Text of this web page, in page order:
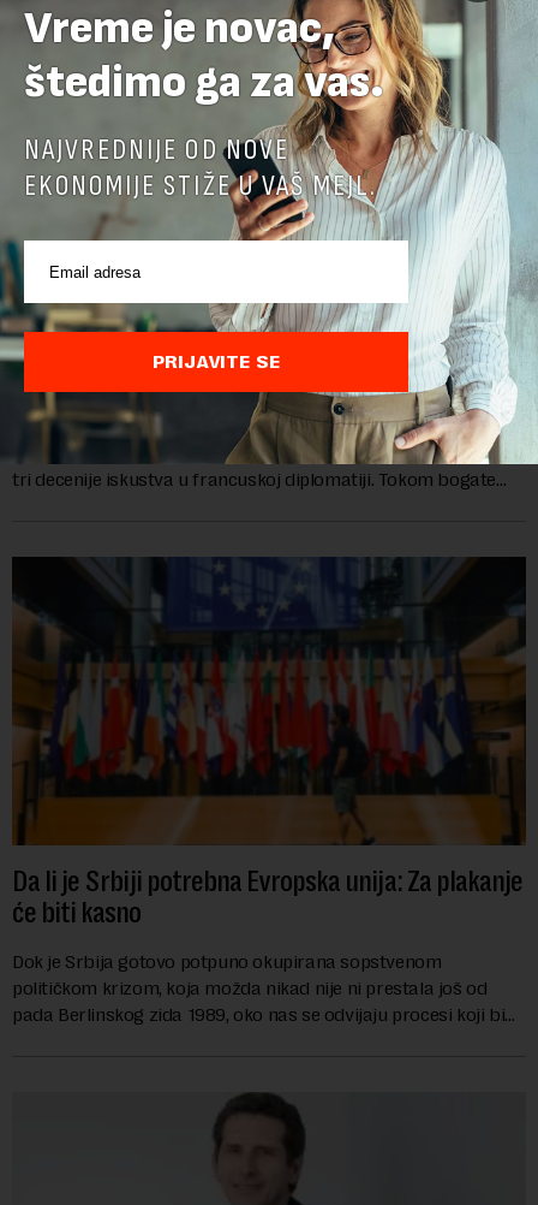
Ambasadorka Francuske: Napredak nije uklonio
sve prepreke
Od oktobra 2025. godine, funkciju ambasadorke Francuske u
Srbiji obavlja Florans Ferari, karijerna diplomatkinja sa više od
tri decenije iskustva u francuskoj diplomatiji. Tokom bogate
Da li je Srbiji potrebna Evropska unija: Za plakanje
će biti kasno
Dok je Srbija gotovo potpuno okupirana sopstvenom
političkom krizom, koja možda nikad nije ni prestala još od
pada Berlinskog zida 1989, oko nas se odvijaju procesi koji bi
Vreme je novac,
štedimo ga za vas.
NAJVREDNIJE OD NOVE
EKONOMIJE STIŽE U VAŠ MEJL.
PRIJAVITE SE